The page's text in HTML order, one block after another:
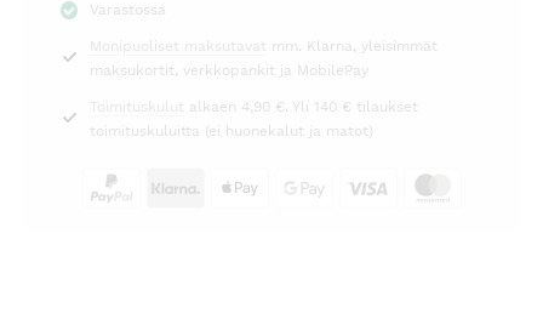
Hatton
määrä
Varastossa
Monipuoliset maksutavat mm. Klarna, yleisimmät
maksukortit, verkkopankit ja MobilePay
Toimituskulut alkaen 4,90 €. Yli 140 € tilaukset
toimituskuluitta (ei huonekalut ja matot)